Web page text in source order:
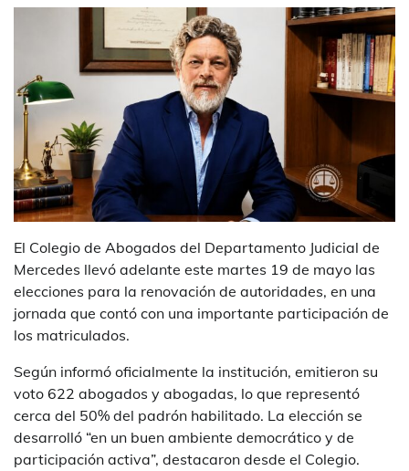
El Colegio de Abogados del Departamento Judicial de
Mercedes llevó adelante este martes 19 de mayo las
elecciones para la renovación de autoridades, en una
jornada que contó con una importante participación de
los matriculados.
Según informó oficialmente la institución, emitieron su
voto 622 abogados y abogadas, lo que representó
cerca del 50% del padrón habilitado. La elección se
desarrolló “en un buen ambiente democrático y de
participación activa”, destacaron desde el Colegio.